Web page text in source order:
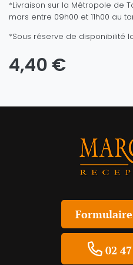
*Livraison sur la Métropole de
mars entre 09h00 et 11h00 au
*Sous réserve de disponibilité
4,40 €
02